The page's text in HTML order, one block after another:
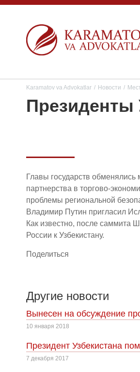
Karamatov va Advokatlar / Новости /
Президенты
Главы государств
партнерства в торгово-
проблемы региональной
Владимир Путин пригласил
Как известно, после саммита
России к Узбекистану.
Поделиться
Другие новости
Вынесен на обсуждение
10 января 2018
Президент Узбекистана
7 декабря 2017